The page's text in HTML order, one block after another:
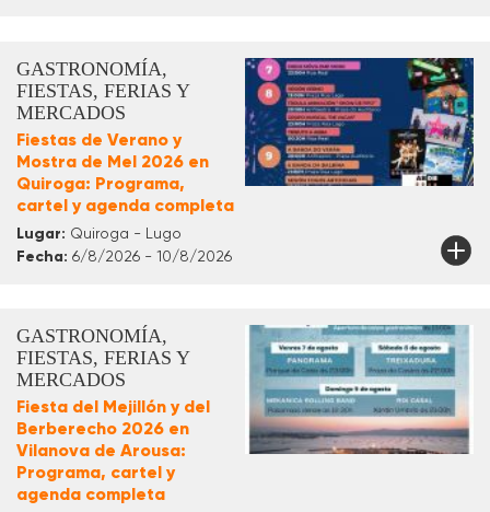
GASTRONOMÍA,
FIESTAS, FERIAS Y
MERCADOS
Fiestas de Verano y
Mostra de Mel 2026 en
Quiroga: Programa,
cartel y agenda completa
Lugar: Quiroga - Lugo
Fecha: 6/8/2026 - 10/8/2026
GASTRONOMÍA,
FIESTAS, FERIAS Y
MERCADOS
Fiesta del Mejillón y del
Berberecho 2026 en
Vilanova de Arousa:
Programa, cartel y
agenda completa